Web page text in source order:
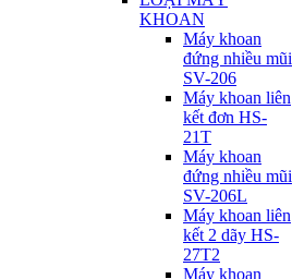
KHOAN
Máy khoan
đứng nhiều mũi
SV-206
Máy khoan liên
kết đơn HS-
21T
Máy khoan
đứng nhiều mũi
SV-206L
Máy khoan liên
kết 2 dãy HS-
27T2
Máy khoan